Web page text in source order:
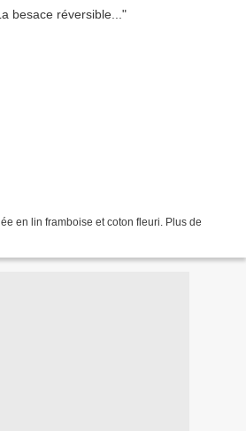
en lin framboise et coton fleuri. Plus de